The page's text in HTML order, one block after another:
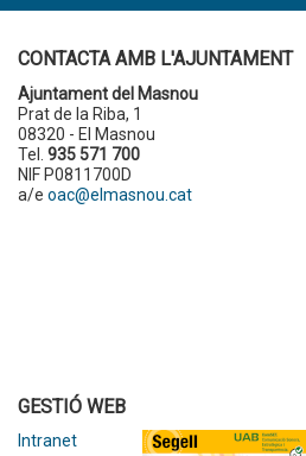
CONTACTA AMB L'AJUNTAMENT
Ajuntament del Masnou
Prat de la Riba, 1
08320 - El Masnou
Tel. 935 571 700
NIF P0811700D
a/e oac@elmasnou.cat
GESTIÓ WEB
Intranet